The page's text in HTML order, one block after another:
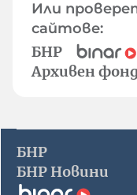
Или
сайтове:
БНР
Архивен
БНР
БНР Новини